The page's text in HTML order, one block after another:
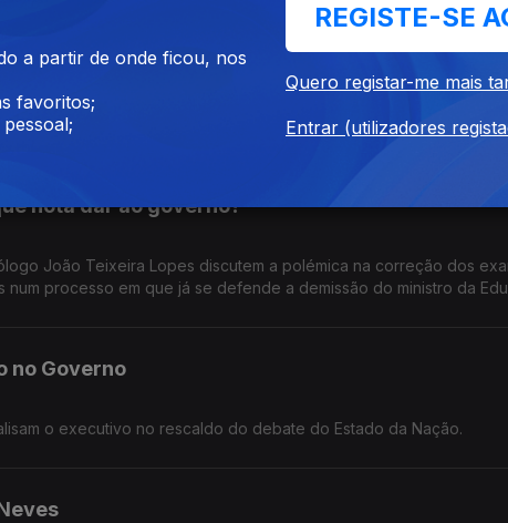
dos atrasos na construção?
previstos no PRR, estão por concluir. Como recuperar
do PAN, e o antigo ministro da Educação, Tiago Brandão
nota dar ao governo?
João Teixeira Lopes discutem a polémica na correção dos
num processo em que já se defende a demissão do ministro da
no Governo
o executivo no rescaldo do debate do Estado da Nação.
a partir de onde ficou, nos
favoritos;
REGISTE-SE
Quero registar-me mais
Entrar (utilizadores